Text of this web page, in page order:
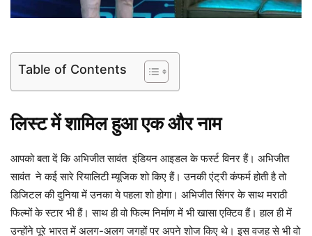
Table of Contents
लिस्ट में शामिल हुआ एक और नाम
आपको बता दें कि अभिजीत सावंत इंडियन आइडल के फर्स्ट विनर हैं। अभिजीत
सावंत ने कई सारे रियालिटी म्यूजिक शो किए हैं। उनकी एंट्री कंफर्म होती है तो
डिजिटल की दुनिया में उनका ये पहला शो होगा। अभिजीत सिंगर के साथ मराठी
फिल्मों के स्टार भी हैं। साथ ही वो फिल्म निर्माण में भी खासा एक्टिव हैं। हाल ही में
उन्होंने पूरे भारत में अलग-अलग जगहों पर अपने शोज किए थे। इस वजह से भी वो